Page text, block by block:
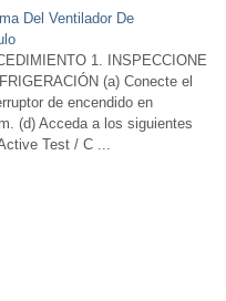
Del Ventilador De
1. INSPECCIONE
(a) Conecte el
de encendido en
(d) Acceda a los siguientes
Test / C ...